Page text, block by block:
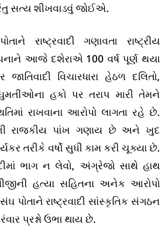
સત્ય શીખવાડવું જોઈએ.
રાષ્ટ્રવાદી ગણાવતા રાષ્ટ્રીય
આજે દશેરાએ 100 વર્ષ પૂર્ણ થયા
વિચારધારા હેઠળ દલિતો,
હકો પર તરાપ મારી તેમને
રાખવાના આરોપો લાગતા રહે છે.
પાંખ ગણાય છે અને ખુદ
તરીકે વર્ષો સુધી કામ કરી ચૂક્યા છે.
ભાગ ન લેવો, અંગ્રેજો સાથે હાથ
હત્યા સહિતના અનેક આરોપો
પોતાને રાષ્ટ્રવાદી સાંસ્કૃતિક સંગઠન
પ્રશ્નો ઉભા થાય છે.